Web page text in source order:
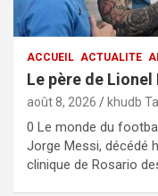
ACCUEIL ACTUALITE
Le père de
août 8, 2026 khudb
0 Le monde du
Jorge Messi, décédé
clinique de Rosario